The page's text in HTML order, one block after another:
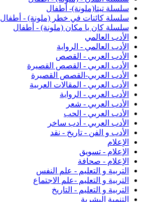
سلسلة تيتا(ملونة)- أطفال
سلسلة كائنات في خطر (ملونة) - أطفال
سلسلة كان يا مكان (ملونة) - أطفال
الأدب العالمي
الأدب العالمي - الرواية
الأدب العربي - القصص
الأدب العربي - القصص القصيرة
الأدب العربي-القصص القصيرة
الأدب العربي - المقالات العربية
الأدب العربي - الرواية
الأدب العربي - شعر
الأدب العربي - الحب
الأدب العربي - أدب ساخر
الأدب و الفن - تاريخ - نقد
الإعلام
الإعلام - تسويق
الإعلام - صحافة
التربية و التعليم - علم النفس
التربية و التعليم -علم الاجتماع
التربية و التعليم - التاريخ
التنمية البشرية